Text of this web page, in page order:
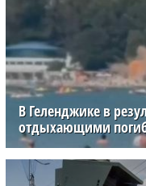
В Геленджике в
отдыхающими